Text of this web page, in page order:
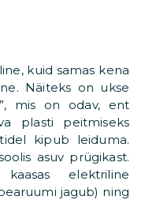
kuid samas kena
Näiteks on ukse
mis on odav, ent
plasti peitmiseks
kipub leiduma.
asuv prügikast.
elektriline
jagub) ning